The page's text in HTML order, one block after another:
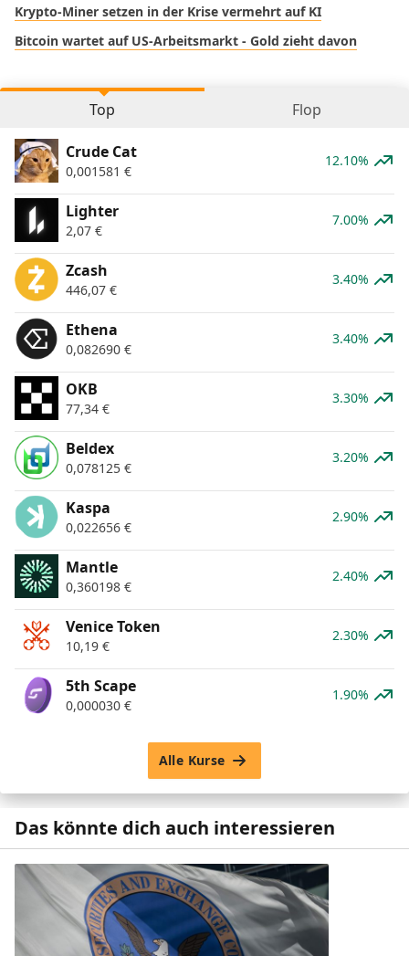
Krypto-Miner setzen in der Krise vermehrt auf KI
Bitcoin wartet auf US-Arbeitsmarkt - Gold zieht davon
Top Flop
Crude Cat
0,001581 €
12.10%
Lighter
2,07 €
7.00%
Zcash
446,07 €
3.40%
Ethena
0,082690 €
3.40%
OKB
77,34 €
3.30%
Beldex
0,078125 €
3.20%
Kaspa
0,022656 €
2.90%
Mantle
0,360198 €
2.40%
Venice Token
10,19 €
2.30%
5th Scape
0,000030 €
1.90%
Alle Kurse
Das könnte dich auch interessieren